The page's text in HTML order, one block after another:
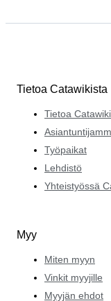
Tietoa Catawikista
Tietoa
Työpaikat
Lehdistö
Yhteistyössä
Myy
Miten myyn
Vinkit myyjille
Myyjän ehdot